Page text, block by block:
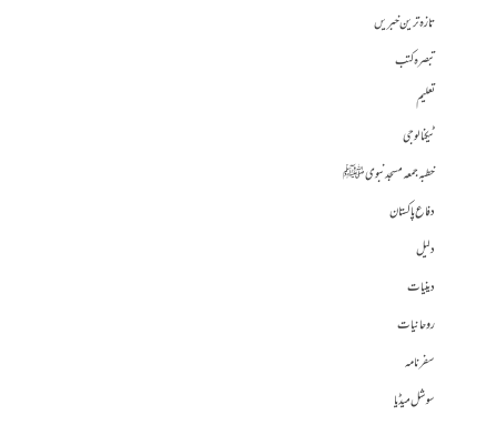
تازہ ترین خبریں
تبصرہ کتب
تعلیم
ٹیکنالوجی
خطبہ جمعہ مسجد نبوی ﷺ
دفاع پاکستان
دلیل
دینیات
روحانیات
سفرنامہ
سوشل میڈیا